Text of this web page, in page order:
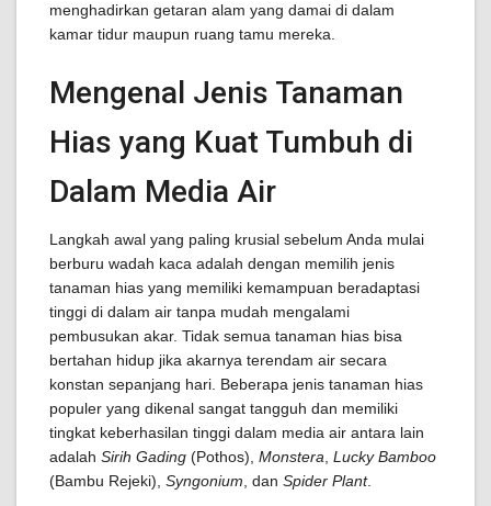
menghadirkan getaran alam yang damai di dalam
kamar tidur maupun ruang tamu mereka.
Mengenal Jenis Tanaman
Hias yang Kuat Tumbuh di
Dalam Media Air
Langkah awal yang paling krusial sebelum Anda mulai
berburu wadah kaca adalah dengan memilih jenis
tanaman hias yang memiliki kemampuan beradaptasi
tinggi di dalam air tanpa mudah mengalami
pembusukan akar. Tidak semua tanaman hias bisa
bertahan hidup jika akarnya terendam air secara
konstan sepanjang hari. Beberapa jenis tanaman hias
populer yang dikenal sangat tangguh dan memiliki
tingkat keberhasilan tinggi dalam media air antara lain
adalah Sirih Gading (Pothos), Monstera Lucky Bamboo
(Bambu Rejeki), Syngonium , dan Spider Plant.